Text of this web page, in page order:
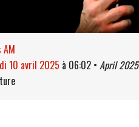
AM
10 avril 2025 à 06:02 • April 2025